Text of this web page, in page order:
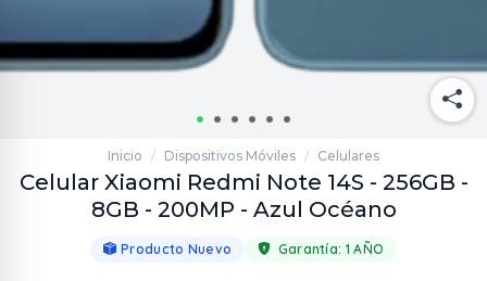
Inicio / Dispositivos Móviles / Celulares
Celular Xiaomi Redmi Note 14S - 256GB -
8GB - 200MP - Azul Océano
Producto Nuevo Garantía: 1 AÑO